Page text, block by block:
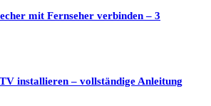
mit Fernseher verbinden – 3
installieren – vollständige Anleitung